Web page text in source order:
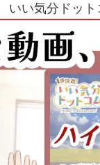
いい気分ドッ